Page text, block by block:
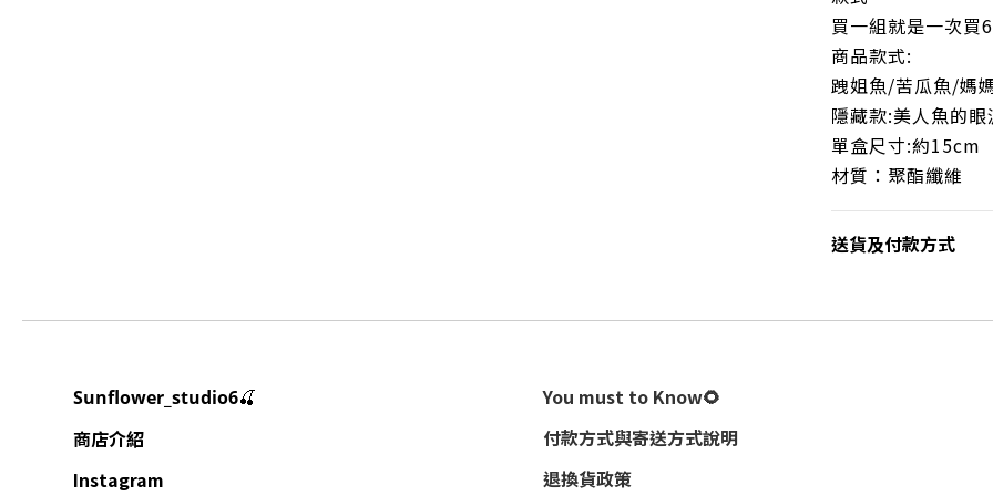
買一組就是一次買
商品款式:
跩姐魚/苦瓜魚/媽
隱藏款:美人魚的眼
單盒尺寸:約15cm
材質：聚酯纖維
送貨及付款方式
Sunflower_studio6🍒
商店介紹
Instagram
You must to Know🌻
付款方式與寄送方式說明
退換貨政策